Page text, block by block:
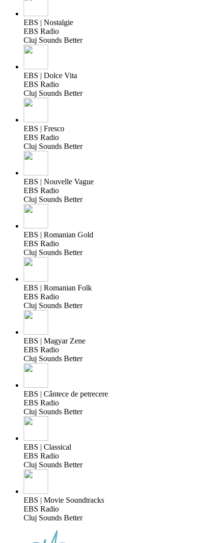
EBS | Nostalgie
EBS Radio
Cluj Sounds Better
EBS | Dolce Vita
EBS Radio
Cluj Sounds Better
EBS | Fresco
EBS Radio
Cluj Sounds Better
EBS | Nouvelle Vague
EBS Radio
Cluj Sounds Better
EBS | Romanian Gold
EBS Radio
Cluj Sounds Better
EBS | Romanian Folk
EBS Radio
Cluj Sounds Better
EBS | Magyar Zene
EBS Radio
Cluj Sounds Better
EBS | Cântece de petrecere
EBS Radio
Cluj Sounds Better
EBS | Classical
EBS Radio
Cluj Sounds Better
EBS | Movie Soundtracks
EBS Radio
Cluj Sounds Better